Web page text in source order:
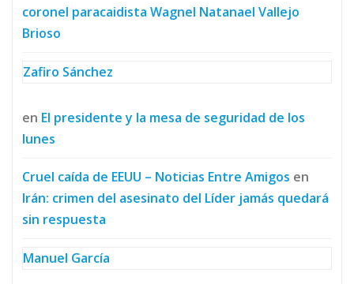
coronel paracaidista Wagnel Natanael Vallejo
Brioso
Zafiro Sánchez
en El presidente y la mesa de seguridad de los
lunes
Cruel caída de EEUU – Noticias Entre Amigos en
Irán: crimen del asesinato del Líder jamás quedará
sin respuesta
Manuel García